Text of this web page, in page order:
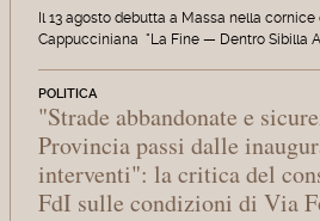
Il 13 agosto debutta a Massa nella
Cappucciniana "La Fine — Dentro Sibilla
POLITICA
"Strade abbandonate e
Provincia passi dalle
interventi": la critica del
FdI sulle condizioni di Via